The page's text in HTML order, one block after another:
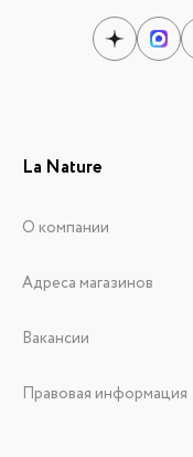
La Nature
О компании
Адреса магазинов
Вакансии
Правовая информация